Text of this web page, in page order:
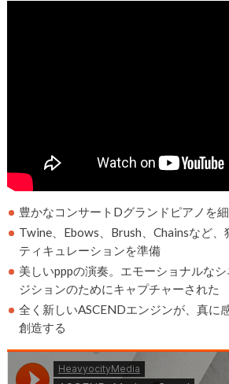
豊かなコンサートDグランドピアノを
Twine、Ebows、Brush、Chainsなど
ティキュレーションを準備
美しいpppの演奏。エモーショナルな
ジションのためにキャプチャーされた
全く新しいASCENDエンジンが、真に
創造する